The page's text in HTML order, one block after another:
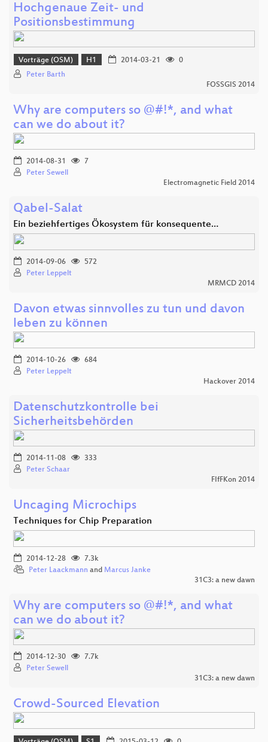
Hochgenaue Zeit- und
Positionsbestimmung
Vorträge (OSM) H1 2014-03-21
0
Peter Barth
FOSSGIS 2014
Why are computers so @#!*, and what
can we do about it?
2014-08-31
7
Peter Sewell
Electromagnetic Field 2014
Qabel-Salat
Ein beziehfertiges Ökosystem für konsequente…
2014-09-06
572
Peter Leppelt
MRMCD 2014
Davon etwas sinnvolles zu tun und davon
leben zu können
2014-10-26
684
Peter Leppelt
Hackover 2014
Datenschutzkontrolle bei
Sicherheitsbehörden
2014-11-08
333
Peter Schaar
FIfFKon 2014
Uncaging Microchips
Techniques for Chip Preparation
2014-12-28
7.3k
Peter Laackmann and Marcus Janke
31C3: a new dawn
Why are computers so @#!*, and what
can we do about it?
2014-12-30
7.7k
Peter Sewell
31C3: a new dawn
Crowd-Sourced Elevation